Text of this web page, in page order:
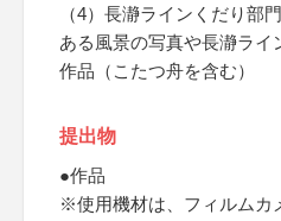
（4）長瀞ラインくだり部
ある風景の写真や長瀞ライ
作品（こたつ舟を含む）
提出物
●作品
※使用機材は、フィルムカ